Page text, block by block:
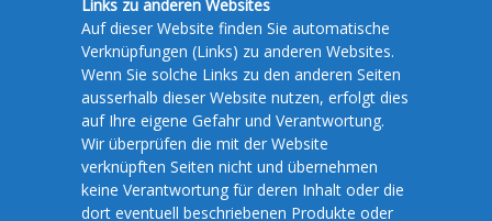
Links zu anderen Websites
Auf dieser Website finden Sie automatische
Verknüpfungen (Links) zu anderen Websites.
Wenn Sie solche Links zu den anderen Seiten
ausserhalb dieser Website nutzen, erfolgt dies
auf Ihre eigene Gefahr und Verantwortung.
Wir überprüfen die mit der Website
verknüpften Seiten nicht und übernehmen
keine Verantwortung für deren Inhalt oder die
dort eventuell beschriebenen Produkte oder